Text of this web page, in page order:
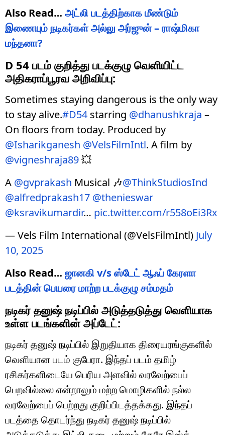
Also Read… அட்லி படத்திற்காக மீண்டும்
இணையும் நடிகர்கள் அல்லு அர்ஜுன் – ராஷ்மிகா
மந்தனா?
D 54 படம் குறித்து படக்குழு வெளியிட்ட
அதிகராப்பூரவ அறிவிப்பு:
Sometimes staying dangerous is the only way
to stay alive.#D54 starring @dhanushkraja –
On floors from today. Produced by
@Isharikganesh @VelsFilmIntl. A film by
@vigneshraja89💥
A @gvprakash Musical 🎶@ThinkStudiosInd
@alfredprakash17 @thenieswar
@ksravikumardir… pic.twitter.com/r558oEi3Rx
— Vels Film International (@VelsFilmIntl) July
10, 2025
Also Read… ஜானகி v/s ஸ்டேட் ஆஃப் கேரளா
படத்தின் பெயரை மாற்ற படக்குழு சம்மதம்
நடிகர் தனுஷ் நடிப்பில் அடுத்தடுத்து வெளியாக
உள்ள படங்களின் அப்டேட்:
நடிகர் தனுஷ் நடிப்பில் இறுதியாக திரையரங்குகளில்
வெளியான படம் குபேரா. இந்தப் படம் தமிழ்
ரசிகர்களிடையே பெரிய அளவில் வரவேற்பைப்
பெறவில்லை என்றாலும் மற்ற மொழிகளில் நல்ல
வரவேற்பைப் பெற்றது குறிப்பிடத்தக்கது. இந்தப்
படத்தை தொடர்ந்து நடிகர் தனுஷ் நடிப்பில்